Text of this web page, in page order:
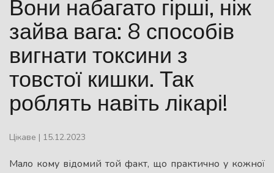
Вони набагато гірші, ніж
зайва вага: 8 способів
вигнати токсини з
товстої кишки. Так
роблять навіть лікарі!
Цікаве | 15.12.2023
Мало кому відомий той факт, що практично у кожної